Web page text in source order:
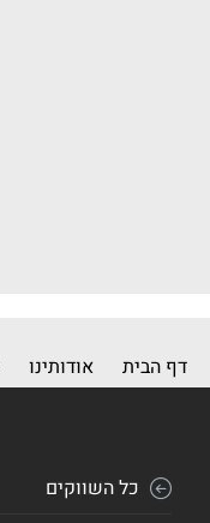
דף הבית אודותינו
כל השווקים